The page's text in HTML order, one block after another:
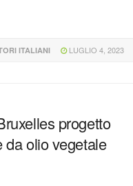
ITALIANI LUGLIO 4, 2023
progetto
da olio vegetale